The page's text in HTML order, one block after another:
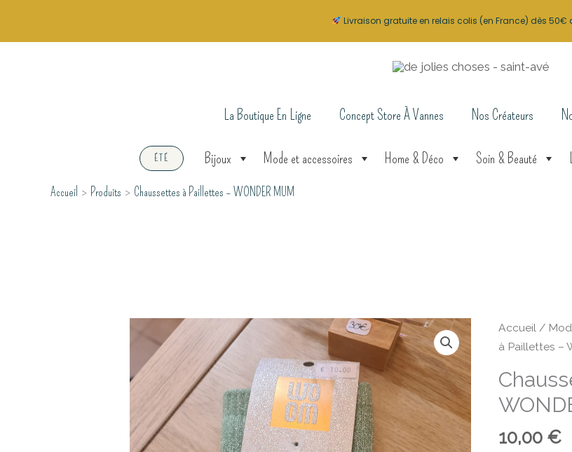
La Boutique En Ligne Concept Store À Vannes Nos Créateurs
ÉTÉ Bijoux Mode et accessoires Home & Déco Soin & Beauté
Accueil Produits Chaussettes à Paillettes – WONDER MUM
Accueil/
à Paillettes –
10,00 €
Livraison gratuite en relais colis (en France) dès 50€